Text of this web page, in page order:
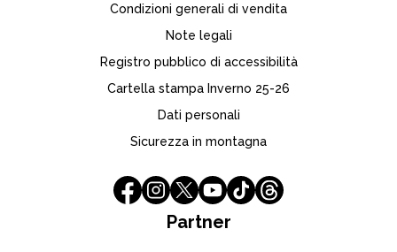
Condizioni generali di vendita
Note legali
Registro pubblico di accessibilità
Cartella stampa Inverno 25-26
Dati personali
Sicurezza in montagna
Partner